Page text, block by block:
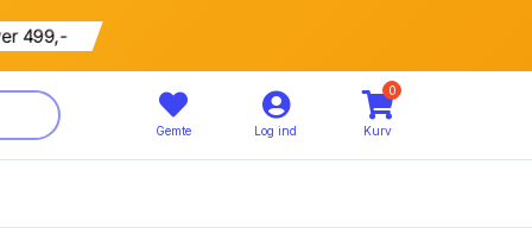
499,-
Gemte Log ind
0
Kurv